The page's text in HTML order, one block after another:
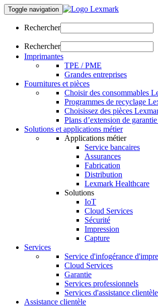
Toggle navigation
Rechercher
Rechercher
Imprimantes
TPE / PME
Grandes entreprises
Fournitures et pièces
Choisir des consommables
Programmes de recyclage
Choisissez des pièces
Plans d’extension de
Solutions et applications métier
Applications métier
Service bancaires
Assurances
Fabrication
Distribution
Lexmark Healthcare
Solutions
IoT
Cloud Services
Sécurité
Impression
Capture
Services
Service d'infogérance
Cloud Services
Garantie
Services professionnels
Services d'assistance clientèle
Assistance clientèle